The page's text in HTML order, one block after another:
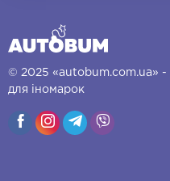
© 2025 «autobum.com.ua» -
для іномарок